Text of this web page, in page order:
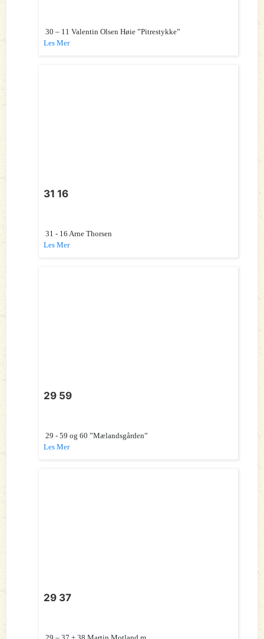
30 – 11 Valentin Olsen Høie ”Pitrestykke”
Les Mer
31 16
31 - 16 Arne Thorsen
Les Mer
29 59
29 - 59 og 60 ”Mælandsgården”
Les Mer
29 37